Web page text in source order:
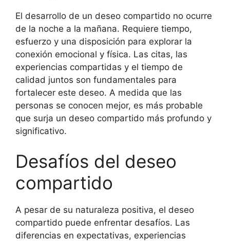
El desarrollo de un deseo compartido no ocurre
de la noche a la mañana. Requiere tiempo,
esfuerzo y una disposición para explorar la
conexión emocional y física. Las citas, las
experiencias compartidas y el tiempo de
calidad juntos son fundamentales para
fortalecer este deseo. A medida que las
personas se conocen mejor, es más probable
que surja un deseo compartido más profundo y
significativo.
Desafíos del deseo
compartido
A pesar de su naturaleza positiva, el deseo
compartido puede enfrentar desafíos. Las
diferencias en expectativas, experiencias